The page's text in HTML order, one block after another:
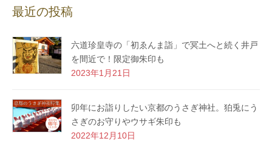
最近の投稿
六道珍皇寺の「初ゑんま詣」で冥土へと続く井戸
を間近で！限定御朱印も
2023年1月21日
卯年にお詣りしたい京都のうさぎ神社。狛兎にう
さぎのお守りやウサギ朱印も
2022年12月10日